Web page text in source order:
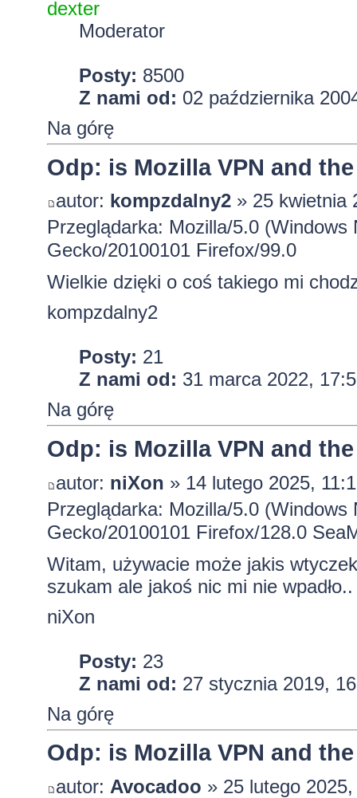
dexter
Moderator
Posty: 8500
Z nami od: 02 października
Na górę
Odp: is Mozilla VPN and
autor: kompzdalny2» 25 kwietnia
Przeglądarka: Mozilla/5.0
Gecko/20100101 Firefox/99.0
Wielkie dzięki o coś takiego mi
kompzdalny2
Posty: 21
Z nami od: 31 marca 2022,
Na górę
Odp: is Mozilla VPN and
autor: niXon » 14 lutego 2025,
Przeglądarka: Mozilla/5.0
Gecko/20100101 Firefox/128.0
Witam, używacie może jakis
szukam ale jakoś nic mi nie wpadło..
niXon
Posty: 23
Z nami od: 27 stycznia 2019,
Na górę
Odp: is Mozilla VPN and
autor: Avocadoo » 25 lutego